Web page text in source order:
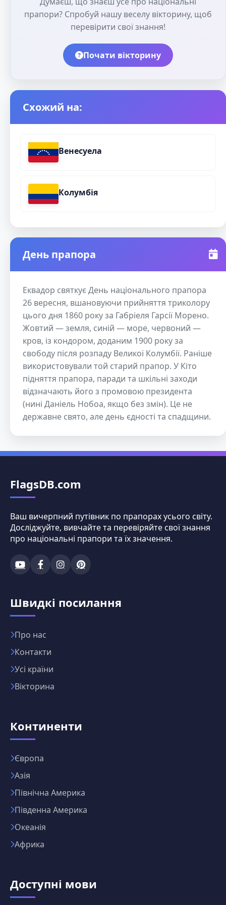
прапори? Спробуй нашу веселу вікторину, щоб
перевірити свої знання!
Почати вікторину
Схожий на:
Венесуела
Колумбія
День прапора
Еквадор святкує День національного прапора
26 вересня, вшановуючи прийняття триколору
цього дня 1860 року за Габріеля Гарсії Морено.
Жовтий — земля, синій — море, червоний —
кров, із кондором, доданим 1900 року за
свободу після розпаду Великої Колумбії. Раніше
використовували той старий прапор. У Кіто
підняття прапора, паради та шкільні заходи
відзначають його з промовою президента
(нині Даніель Нобоа, якщо без змін). Це не
державне свято, але день єдності та спадщини.
FlagsDB.com
Ваш вичерпний путівник по прапорах усього світу.
Досліджуйте, вивчайте та перевіряйте свої знання
про національні прапори та їх значення.
Швидкі посилання
Про нас
Контакти
Усі країни
Вікторина
Континенти
Європа
Азія
Північна Америка
Південна Америка
Океанія
Африка
Доступні мови